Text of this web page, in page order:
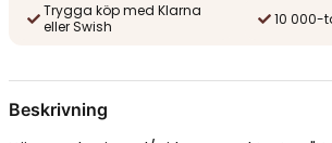
Trygga köp med Klarna
eller Swish
10 000-
Beskrivning